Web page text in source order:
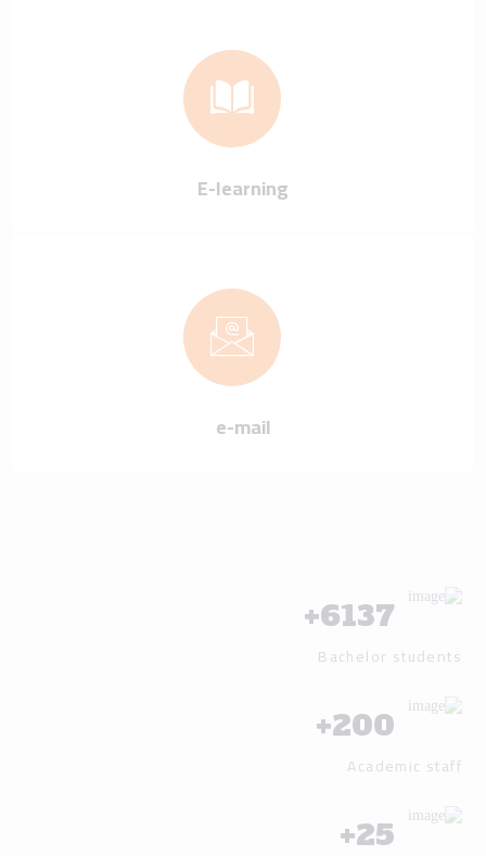
E-learning
e-mail
6137
+
Bachelor students
200
+
Academic staff
25
+